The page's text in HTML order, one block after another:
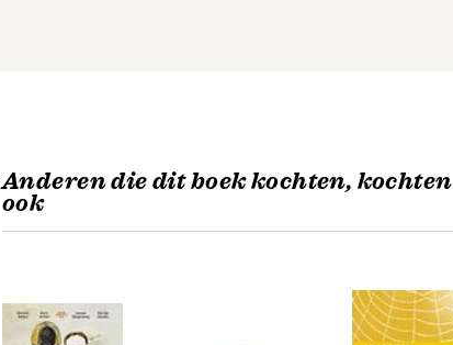
Anderen die dit boek kochten, kochten
ook